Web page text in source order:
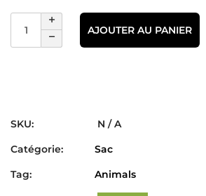
AJOUTER AU PANIER
SKU:
N / A
Catégorie:
Sac
Tag:
Animals